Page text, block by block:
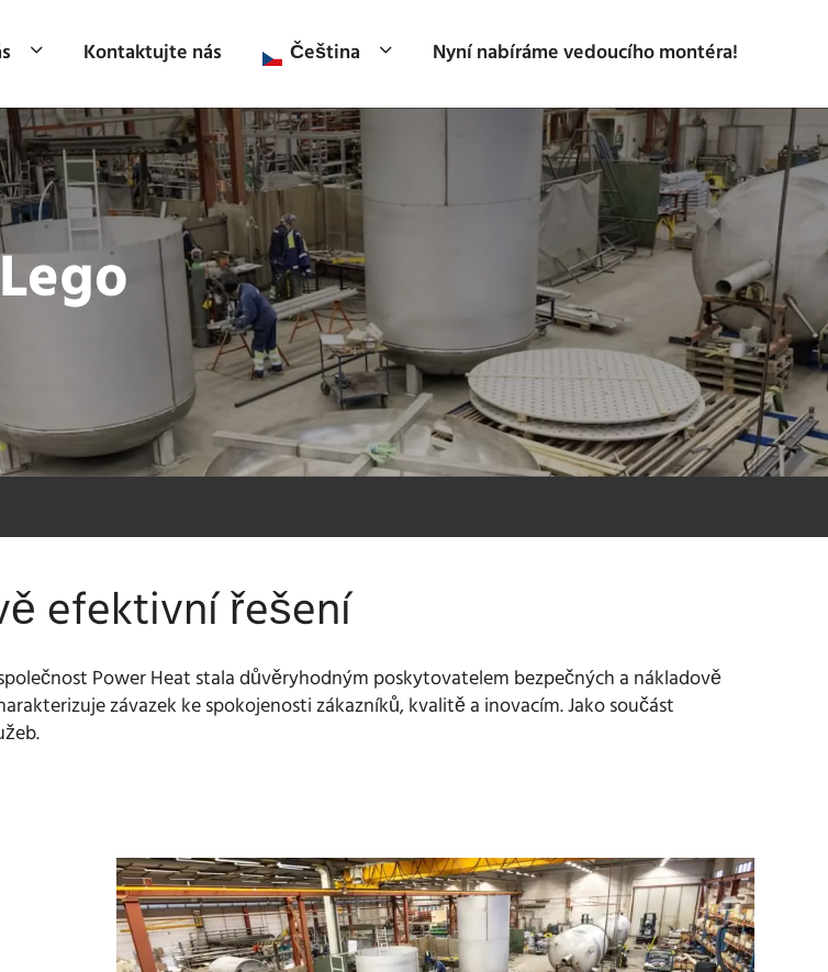
Kontaktujte nás Čeština Nyní nabíráme vedoucího montéra!
efektivní řešení
Power Heat stala důvěryhodným poskytovatelem bezpečných a nákladově
závazek ke spokojenosti zákazníků, kvalitě a inovacím. Jako součást